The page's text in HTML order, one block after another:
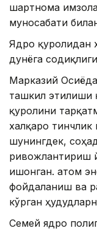
шартнома
муносабати
Ядро қуролидан
дунёга
Марказий
ташкил этилиши
қуролини
халқаро
шунингдек,
ривожлантириш
ишонган. атом
фойдаланиш ва
кўрган
Семей ядро